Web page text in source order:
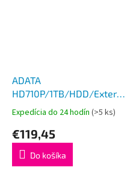
ADATA
HD710P/1TB/HDD/Externý/
Žltá/3R
Expedícia do 24 hodín (>5 ks)
€119,45
Do košíka